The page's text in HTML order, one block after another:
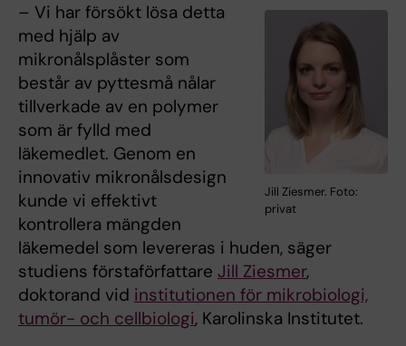
Jill Ziesmer. Foto:
privat
– Vi har försökt lösa detta
med hjälp av
mikronålsplåster som
består av pyttesmå nålar
tillverkade av en polymer
som är fylld med
läkemedlet. Genom en
innovativ mikronålsdesign
kunde vi effektivt
kontrollera mängden
läkemedel som levereras i huden, säger
studiens förstaförfattare Jill Ziesmer,
doktorand vid institutionen för mikrobiologi,
tumör- och cellbiologi, Karolinska Institutet.